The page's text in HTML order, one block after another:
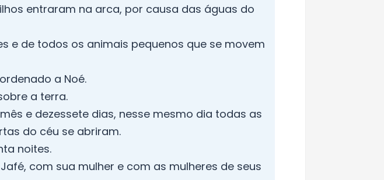
entraram na arca, por causa das águas do
e de todos os animais pequenos que se movem
a Noé.
a terra.
e dezessete dias, nesse mesmo dia todas as
do céu se abriram.
noites.
com sua mulher e com as mulheres de seus